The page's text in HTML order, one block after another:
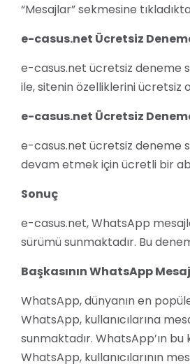
“Mesajlar” sekmesine
e-casus.net Ücretsiz
e-casus.net ücretsiz deneme
ile, sitenin özelliklerini ücretsiz
e-casus.net Ücretsiz
e-casus.net ücretsiz deneme
devam etmek için ücretli bir
Sonuç
e-casus.net, WhatsApp
sürümü sunmaktadır. Bu
Başkasının WhatsApp
WhatsApp, dünyanın en
WhatsApp, kullanıcılarına
sunmaktadır. WhatsApp’ın
WhatsApp, kullanıcılarının